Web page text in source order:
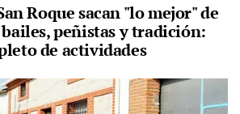
Roque sacan "lo mejor" de
peñistas y tradición:
de actividades